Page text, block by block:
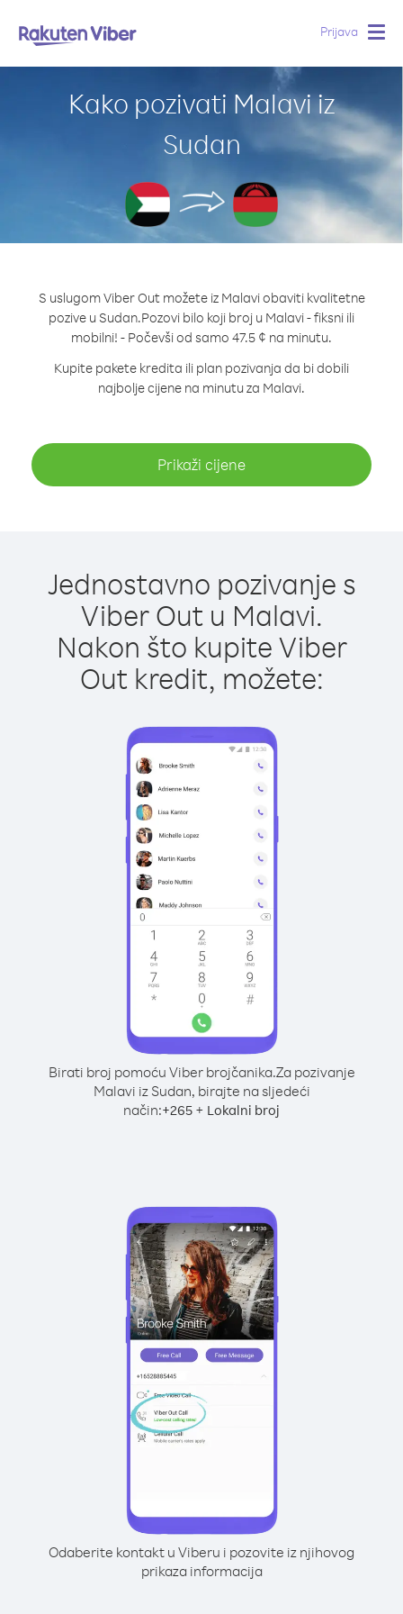
Prijava
Kako pozivati Malavi iz
Sudan
S uslugom Viber Out možete iz Malavi obaviti kvalitetne
pozive u Sudan.Pozovi bilo koji broj u Malavi - fiksni ili
mobilni! - Počevši od samo 47.5 ¢ na minutu.
Kupite pakete kredita ili plan pozivanja da bi dobili
najbolje cijene na minutu za Malavi.
Prikaži cijene
Jednostavno pozivanje s
Viber Out u Malavi.
Nakon što kupite Viber
Out kredit, možete:
Birati broj pomoću Viber brojčanika.Za pozivanje
Malavi iz Sudan, birajte na sljedeći
način:+265 + Lokalni broj
Odaberite kontakt u Viberu i pozovite iz njihovog
prikaza informacija